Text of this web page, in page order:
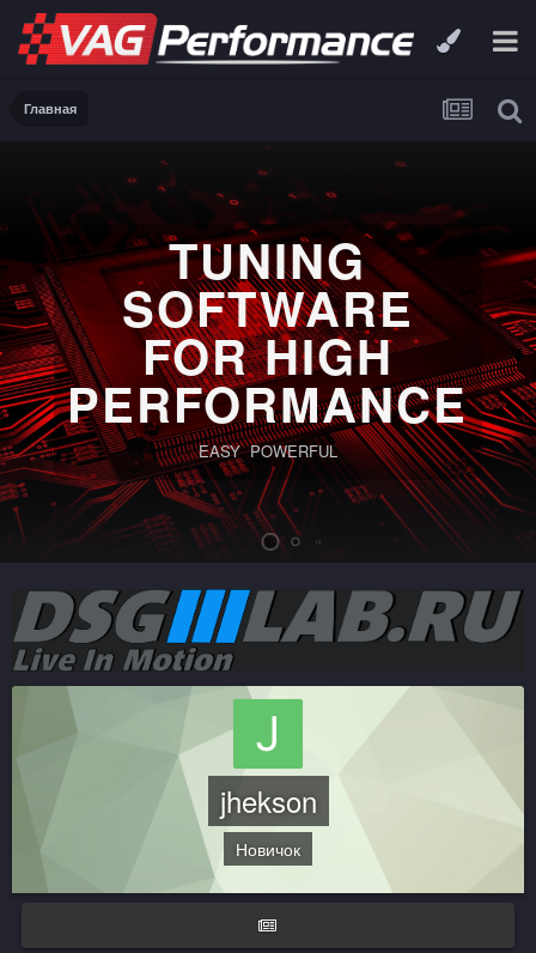
Главная
TUNING
SOFTWARE
FOR HIGH
PERFORMANCE
EASY POWERFUL
jhekson
Новичок